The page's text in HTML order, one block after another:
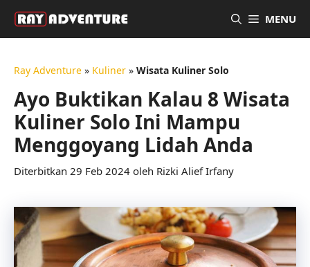
Langsung
MENU
Ray Adventure » Kuliner » Wisata Kuliner Solo
Ayo Buktikan Kalau 8 Wisata
Kuliner Solo Ini Mampu
Menggoyang Lidah Anda
29 Feb 2024 oleh Rizki Alief Irfany